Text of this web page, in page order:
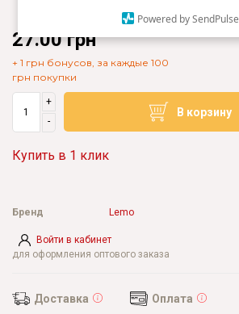
Powered by SendPulse
27.00 грн
+ 1 грн бонусов, за каждые 100
грн покупки
+
-
В корзину
Купить в 1 клик
Войти в кабинет
для оформления оптового заказа
Бренд Lemo
Доставка Оплата